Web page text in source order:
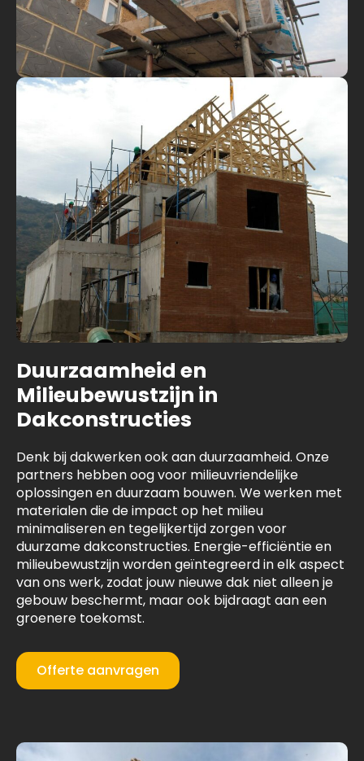
Duurzaamheid en
Milieubewustzijn in
Dakconstructies
Denk bij dakwerken ook aan duurzaamheid. Onze
partners hebben oog voor milieuvriendelijke
oplossingen en duurzaam bouwen. We werken met
materialen die de impact op het milieu
minimaliseren en tegelijkertijd zorgen voor
duurzame dakconstructies. Energie-efficiëntie en
milieubewustzijn worden geïntegreerd in elk aspect
van ons werk, zodat jouw nieuwe dak niet alleen je
gebouw beschermt, maar ook bijdraagt aan een
groenere toekomst.
Offerte aanvragen